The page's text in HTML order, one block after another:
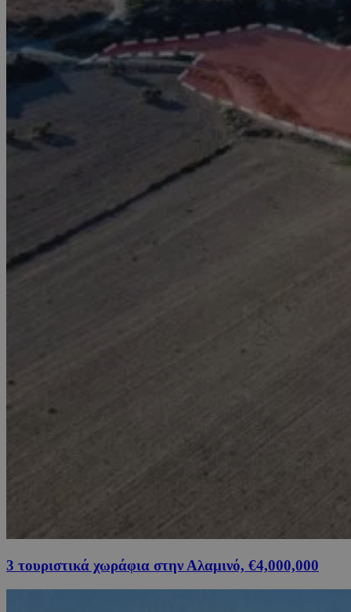
3 τουριστικά χωράφια στην Αλαμινό, €4,000,000